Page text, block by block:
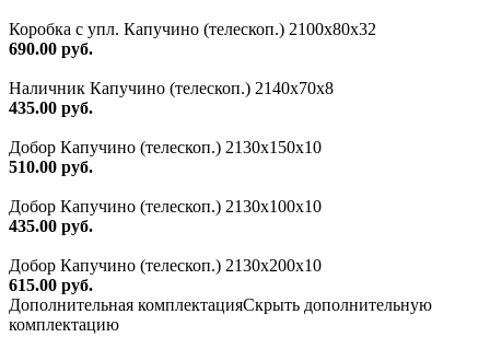
Коробка с упл. Капучино (телескоп.) 2100х80х32
690.00 руб.
Наличник Капучино (телескоп.) 2140x70x8
435.00 руб.
Добор Капучино (телескоп.) 2130x150x10
510.00 руб.
Добор Капучино (телескоп.) 2130x100x10
435.00 руб.
Добор Капучино (телескоп.) 2130x200x10
615.00 руб.
Дополнительная комплектацияСкрыть дополнительную
комплектацию